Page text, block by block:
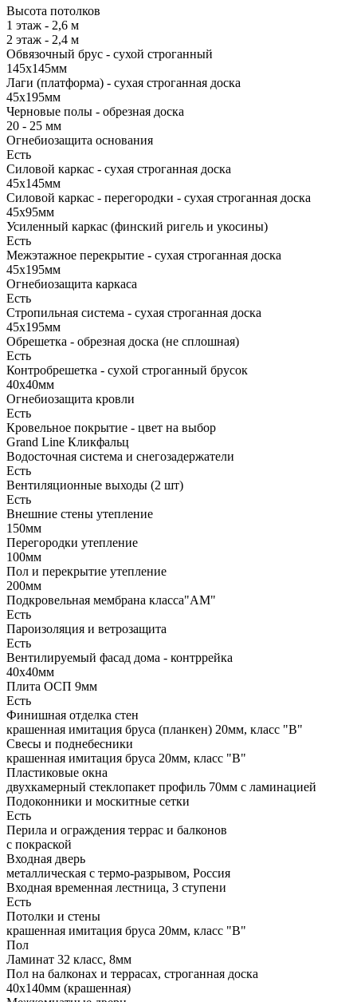
Высота потолков
1 этаж - 2,6 м
2 этаж - 2,4 м
Обвязочный брус - сухой строганный
145х145мм
Лаги (платформа) - сухая строганная доска
45х195мм
Черновые полы - обрезная доска
20 - 25 мм
Огнебиозащита основания
Есть
Силовой каркас - сухая строганная доска
45х145мм
Силовой каркас - перегородки - сухая строганная доска
45х95мм
Усиленный каркас (финский ригель и укосины)
Есть
Межэтажное перекрытие - сухая строганная доска
45х195мм
Огнебиозащита каркаса
Есть
Стропильная система - сухая строганная доска
45х195мм
Обрешетка - обрезная доска (не сплошная)
Есть
Контробрешетка - сухой строганный брусок
40х40мм
Огнебиозащита кровли
Есть
Кровельное покрытие - цвет на выбор
Grand Line Кликфальц
Водосточная система и снегозадержатели
Есть
Вентиляционные выходы (2 шт)
Есть
Внешние стены утепление
150мм
Перегородки утепление
100мм
Пол и перекрытие утепление
200мм
Подкровельная мембрана класса"АМ"
Есть
Пароизоляция и ветрозащита
Есть
Вентилируемый фасад дома - контррейка
40х40мм
Плита ОСП 9мм
Есть
Финишная отделка стен
крашенная имитация бруса (планкен) 20мм, класс "В"
Свесы и поднебесники
крашенная имитация бруса 20мм, класс "В"
Пластиковые окна
двухкамерный стеклопакет профиль 70мм с ламинацией
Подоконники и москитные сетки
Есть
Перила и ограждения террас и балконов
с покраской
Входная дверь
металлическая с термо-разрывом, Россия
Входная временная лестница, 3 ступени
Есть
Потолки и стены
крашенная имитация бруса 20мм, класс "В"
Пол
Ламинат 32 класс, 8мм
Пол на балконах и террасах, строганная доска
40х140мм (крашенная)